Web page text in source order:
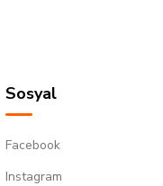
Sosyal
Facebook
Instagram